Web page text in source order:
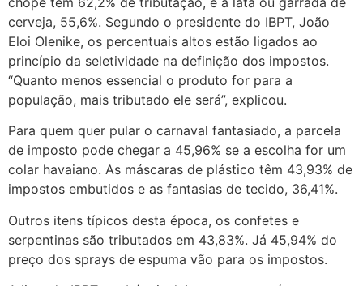
cerveja, 55,6%. Segundo o presidente do IBPT, João
Eloi Olenike, os percentuais altos estão ligados ao
princípio da seletividade na definição dos impostos.
“Quanto menos essencial o produto for para a
população, mais tributado ele será”, explicou.
Para quem quer pular o carnaval fantasiado, a parcela
de imposto pode chegar a 45,96% se a escolha for um
colar havaiano. As máscaras de plástico têm 43,93% de
impostos embutidos e as fantasias de tecido, 36,41%.
Outros itens típicos desta época, os confetes e
serpentinas são tributados em 43,83%. Já 45,94% do
preço dos sprays de espuma vão para os impostos.